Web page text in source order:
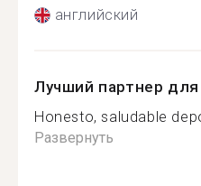
английский
Лучший партнер
Honesto, saludable
Развернуть